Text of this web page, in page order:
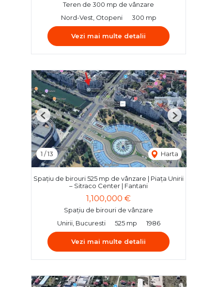
Teren de 300 mp de vânzare
Nord-Vest, Otopeni
300 mp
Vezi mai multe detalii
1 /13 Harta
Previous Next
Spațiu de birouri 525 mp de vânzare | Piața Unirii
– Sitraco Center | Fantani
1,100,000 €
Spațiu de birouri de vânzare
Unirii, Bucuresti
525 mp 1986
Vezi mai multe detalii